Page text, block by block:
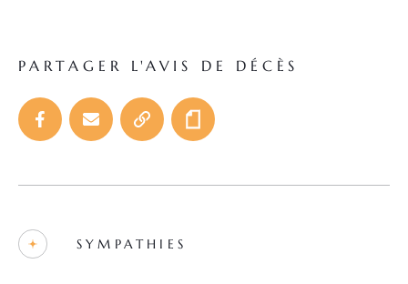
PARTAGER L'AVIS DE DÉCÈS
SYMPATHIES